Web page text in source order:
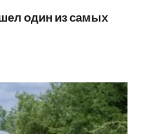
один из самых